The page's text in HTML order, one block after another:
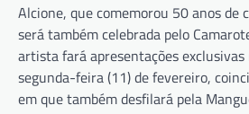
Alcione, que comemorou 50 anos de
será também celebrada pelo
artista fará apresentações exclusivas
segunda-feira (11) de fevereiro,
em que também desfilará pela